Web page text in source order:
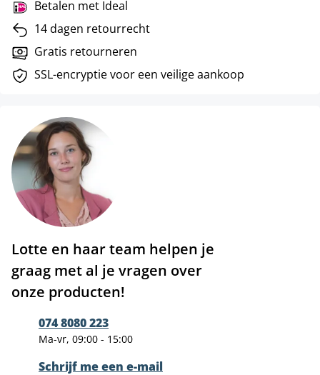
Betalen met Ideal
14 dagen retourrecht
Gratis retourneren
SSL-encryptie voor een veilige aankoop
Lotte en haar team helpen je
graag met al je vragen over
onze producten!
074 8080 223
Ma-vr, 09:00 - 15:00
Schrijf me een e-mail